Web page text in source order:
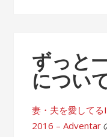
ずっと
につい
妻・夫を愛して
2016 – Adventar